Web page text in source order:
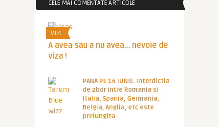
CELE MAI COMENTATE ARTICOLE
VIZE
A avea sau a nu avea… nevoie de
viza !
PANA PE 16 IUNIE. Interdictia
de zbor intre Romania si
Italia, Spania, Germania,
Belgia, Anglia, etc este
prelungita